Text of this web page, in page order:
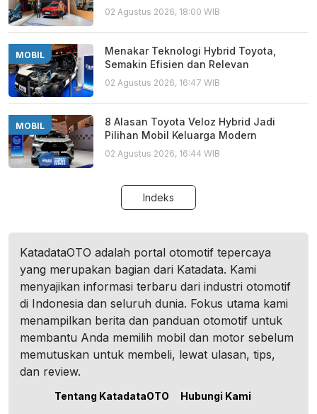
02 Agustus 2026, 18:00 WIB
MOBIL
Menakar Teknologi Hybrid Toyota,
Semakin Efisien dan Relevan
02 Agustus 2026, 16:47 WIB
MOBIL
8 Alasan Toyota Veloz Hybrid Jadi
Pilihan Mobil Keluarga Modern
02 Agustus 2026, 16:44 WIB
Indeks
KatadataOTO adalah portal otomotif tepercaya
yang merupakan bagian dari Katadata. Kami
menyajikan informasi terbaru dari industri otomotif
di Indonesia dan seluruh dunia. Fokus utama kami
menampilkan berita dan panduan otomotif untuk
membantu Anda memilih mobil dan motor sebelum
memutuskan untuk membeli, lewat ulasan, tips,
dan review.
Tentang KatadataOTO Hubungi Kami